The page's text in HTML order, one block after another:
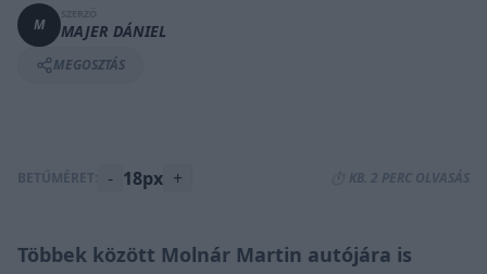
M MAJER DÁNIEL
MEGOSZTÁS
BETŰMÉRET: - 18px + ⏱️ KB. 2 PERC OLVASÁS
Többek között Molnár Martin autójára is